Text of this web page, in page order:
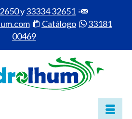
y33334 32651
Catálogo
33181
00469